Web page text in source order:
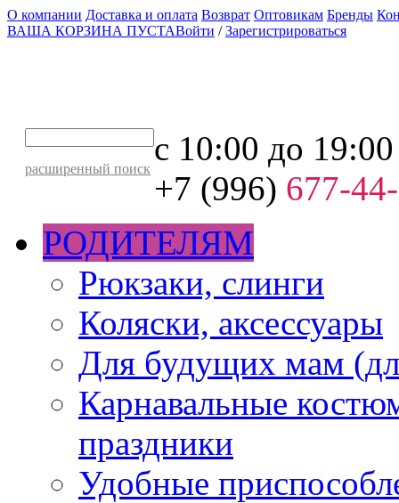
О компании Доставка и оплата Возврат Оптовикам Бренды
ВАША КОРЗИНА ПУСТАВойти /Зарегистрироваться
расширенный поиск
с 10:00 до 19:00
+7 (996) 677-
РОДИТЕЛЯМ
Рюкзаки, слинги
Коляски, аксессуары
Для будущих мам
Карнавальные
праздники
Удобные